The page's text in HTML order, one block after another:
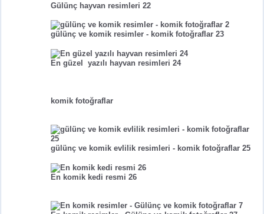
Gülünç hayvan resimleri 22
gülünç ve komik resimler - komik fotoğraflar 23
En güzel yazılı hayvan resimleri 24
komik fotoğraflar
gülünç ve komik evlilik resimleri - komik fotoğraflar 25
En komik kedi resmi 26